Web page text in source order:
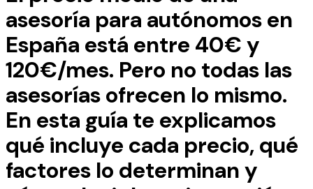
asesoría para autónomos en
España está entre 40€ y
120€/mes. Pero no todas las
asesorías ofrecen lo mismo.
En esta guía te explicamos
qué incluye cada precio, qué
factores lo determinan y